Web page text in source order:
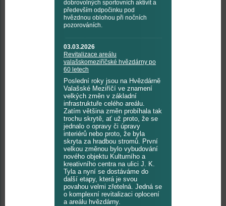
dobrovolných sportovních aktivit a
především odpočinku pod
hvězdnou oblohou při nočních
pozorováních.
03.03.2026
Revitalizace areálu
valašskomeziříčské hvězdárny po
60 letech
Poslední roky jsou na Hvězdárně
Valašské Meziříčí ve znamení
velkých změn v základní
infrastruktuře celého areálu.
Zatím většina změn probíhala tak
trochu skrytě, ať už proto, že se
jednalo o opravy či úpravy
interiérů nebo proto, že byla
skryta za hradbou stromů. První
velkou změnou bylo vybudování
nového objektu Kulturního a
kreativního centra na ulici J. K.
Tyla a nyní se dostáváme do
další etapy, která je svou
povahou velmi zřetelná. Jedná se
o komplexní revitalizaci oplocení
a areálu hvězdárny.